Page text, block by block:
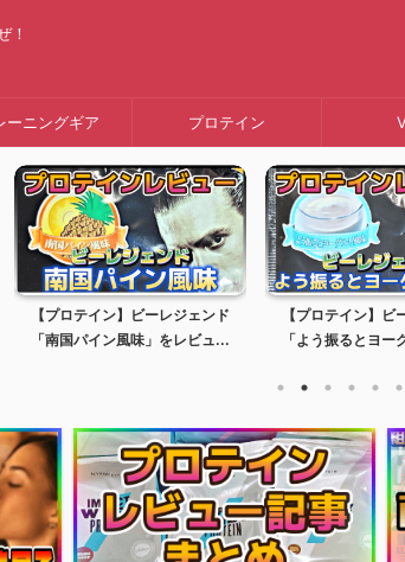
！
ーニングギア プロテイン
【プロテイン】ビーレジェンド
「南国パイン風味」をレビュ...
【プロテイン】ビ
「よう振るとヨー